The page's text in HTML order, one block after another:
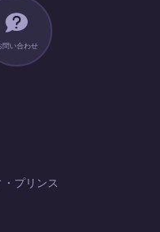
問い合わせ
プリンス